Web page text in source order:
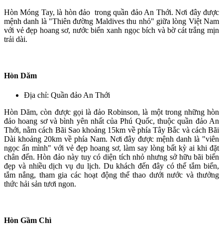
Hòn Móng Tay, là hòn đảo trong quần đảo An Thới. Nơi đây được
mệnh danh là "Thiên đường Maldives thu nhỏ" giữa lòng Việt Nam
với vẻ đẹp hoang sơ, nước biển xanh ngọc bích và bờ cát trắng mịn
trải dài.
Hòn Dăm
Địa chỉ: Quần đảo An Thới
Hòn Dăm, còn được gọi là đảo Robinson, là một trong những hòn
đảo hoang sơ và bình yên nhất của Phú Quốc, thuộc quần đảo An
Thới, nằm cách Bãi Sao khoảng 15km về phía Tây Bắc và cách Bãi
Dài khoảng 20km về phía Nam. Nơi đây được mệnh danh là "viên
ngọc ẩn mình" với vẻ đẹp hoang sơ, làm say lòng bất kỳ ai khi đặt
chân đến. Hòn đảo này tuy có diện tích nhỏ nhưng sở hữu bãi biển
đẹp và nhiều dịch vụ du lịch. Du khách đến đây có thể tắm biển,
tắm nắng, tham gia các hoạt động thể thao dưới nước và thưởng
thức hải sản tươi ngon.
Hòn Gầm Chì